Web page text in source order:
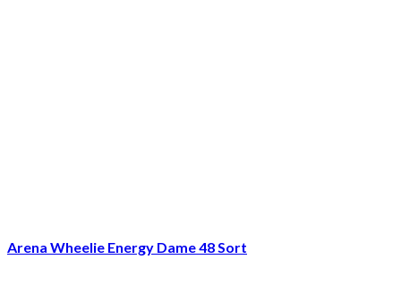
Arena Wheelie Energy Dame 48 Sort